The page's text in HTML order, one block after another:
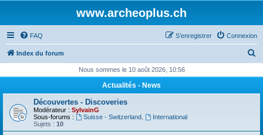
www.archeoplus.ch
FAQ Connexion
S’enregistrer
Index du forum
h
Nous sommes le 10 août 2026, 10:56
Actualités - News
Découvertes - Discoveries
Modérateur : SylvainG
Sous-forums :
Suisse - Switzerland,
International
Sujets : 10